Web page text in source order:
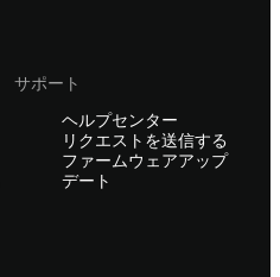
サポート
ヘルプセンター
リクエストを送信する
ファームウェアアップ
デート